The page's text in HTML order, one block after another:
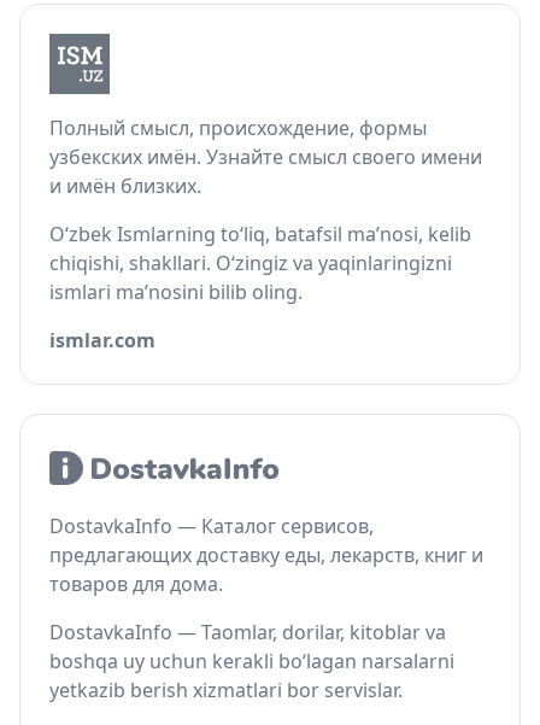
Полный смысл, происхождение, формы
узбекских имён. Узнайте смысл своего имени
и имён близких.
O‘zbek Ismlarning to‘liq, batafsil ma’nosi, kelib
chiqishi, shakllari. O‘zingiz va yaqinlaringizni
ismlari ma’nosini bilib oling.
ismlar.com
DostavkaInfo — Каталог сервисов,
предлагающих доставку еды, лекарств, книг и
товаров для дома.
DostavkaInfo — Taomlar, dorilar, kitoblar va
boshqa uy uchun kerakli bo‘lagan narsalarni
yetkazib berish xizmatlari bor servislar.